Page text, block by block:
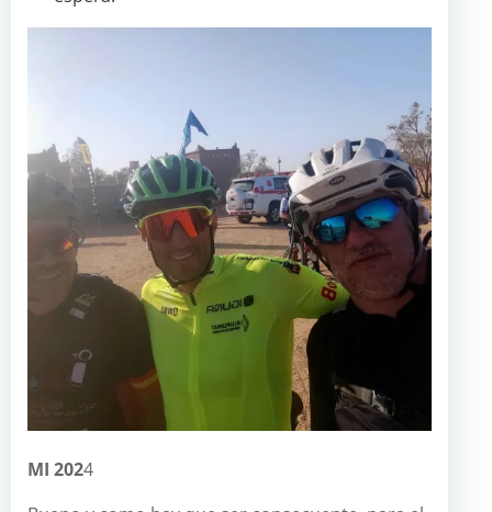
MI 2024